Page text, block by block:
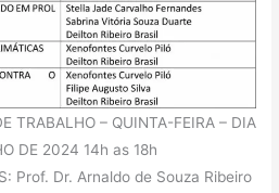
TRABALHO – QUINTA-FEIRA – DIA
DE 2024 14h as 18h
Prof. Dr. Arnaldo de Souza Ribeiro